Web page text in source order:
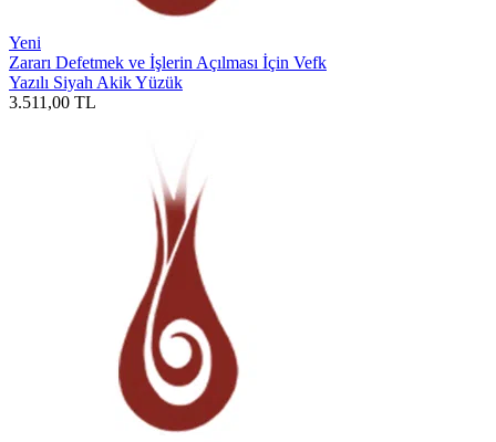
Yeni
Zararı Defetmek ve İşlerin Açılması İçin Vefk
Yazılı Siyah Akik Yüzük
3.511,00 TL